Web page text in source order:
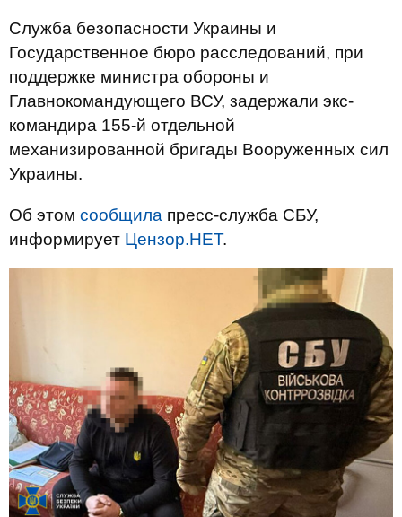
Служба безопасности Украины и
Государственное бюро расследований, при
поддержке министра обороны и
Главнокомандующего ВСУ, задержали экс-
командира 155-й отдельной
механизированной бригады Вооруженных сил
Украины.
Об этом сообщила пресс-служба СБУ,
информирует Цензор.НЕТ.